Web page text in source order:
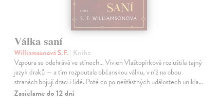
Válka saní
Williamsonová S.F. | Kniha
Vzpoura se odehrává ve stínech… Vivien Vlaštopírková rozluštila tajný
jazyk draků — a tím rozpoutala občanskou válku, v níž na obou
stranách bojují draci i lidé. Poté co po nešťastných událostech unikla…
Zasielame do 12 dní